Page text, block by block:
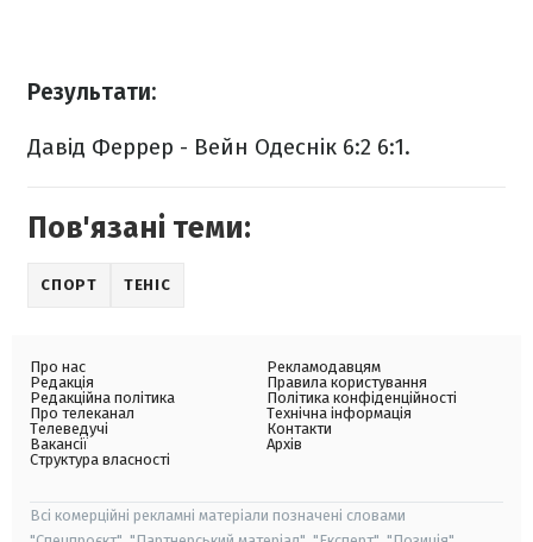
Результати:
Давід Феррер - Вейн Одеснік 6:2 6:1.
Пов'язані теми:
СПОРТ ТЕНІС
Про нас
Редакція
Редакційна політика
Про телеканал
Телеведучі
Вакансії
Структура власності
Рекламодавцям
Правила користування
Політика конфіденційності
Технічна інформація
Контакти
Архів
Всі комерційні рекламні матеріали позначені словами